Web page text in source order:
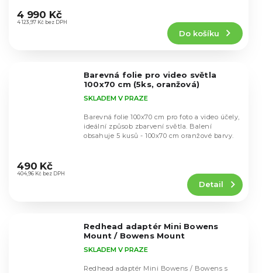
hodnocení
produktu
4 123,97 Kč bez DPH
4 990 Kč
Do košíku
Barevná folie pro video světla
100x70 cm (5ks, oranžová)
hodnocení
produktu
SKLADEM V PRAZE
404,96 Kč bez DPH
490 Kč
Detail
Barevná folie 100x70 cm pro foto a video účely,
ideální způsob zbarvení světla. Balení
obsahuje 5 kusů - 100x70 cm oranžové barvy.
Redhead adaptér Mini Bowens
Mount / Bowens Mount
SKLADEM V PRAZE
Redhead adaptér Mini Bowens / Bowens s